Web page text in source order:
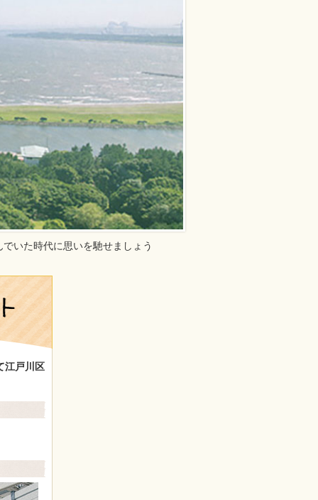
いた時代に思いを馳せましょう
江戸川区